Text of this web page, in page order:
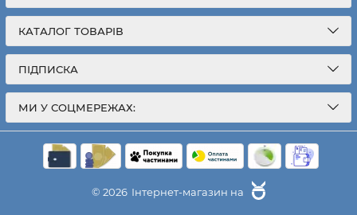
КАТАЛОГ ТОВАРІВ
ПІДПИСКА
МИ У СОЦМЕРЕЖАХ:
© 2026 Інтернет-магазин на